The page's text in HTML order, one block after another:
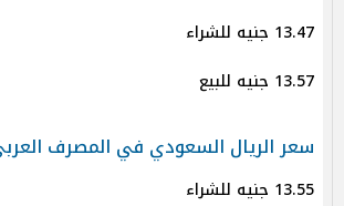
13.47 جنيه للشراء
13.57 جنيه للبيع
سعر الريال السعودي في المصرف
13.55 جنيه للشراء